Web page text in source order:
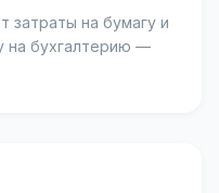
затраты на бумагу и
на бухгалтерию —